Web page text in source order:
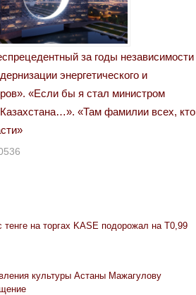
за годы независимости
энергетического и
«Если бы я стал министром
Казахстана…». «Там фамилии всех, кто
на торгах KASE подорожал на Т0,99
культуры Астаны Мажагулову